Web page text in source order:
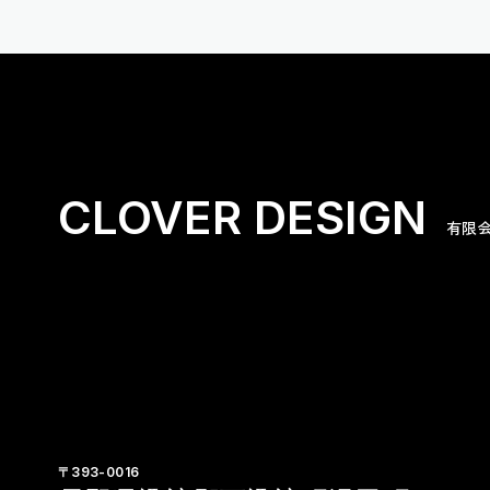
CLOVER DESIGN 有限
〒393-0016